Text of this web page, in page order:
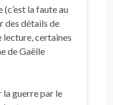
(c’est la faute au
des détails de
lecture, certaines
de Gaëlle
la guerre par le